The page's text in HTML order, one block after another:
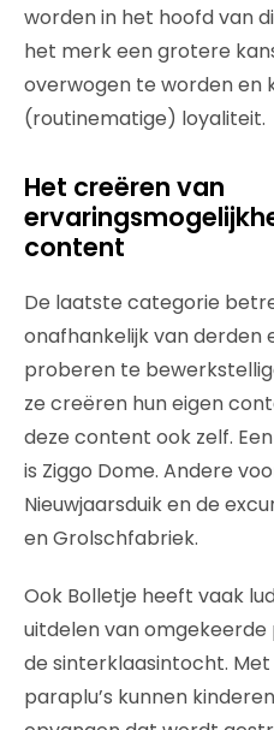
worden in het hoofd van
het merk een grotere
overwogen te worden en
(routinematige) loyaliteit.
Het creëren van
content
De laatste categorie
onafhankelijk van derden
proberen te
ze creëren hun eigen
deze content ook zelf.
is Ziggo Dome. Andere
Nieuwjaarsduik en de
en Grolschfabriek.
Ook Bolletje heeft vaak
uitdelen van omgekeerde
de sinterklaasintocht.
paraplu’s kunnen